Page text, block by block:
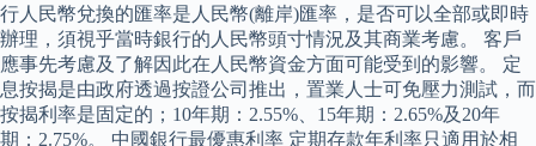
行人民幣兌換的匯率是人民幣(離岸)匯率，是否可以全部或即時
辦理，須視乎當時銀行的人民幣頭寸情況及其商業考慮。 客戶
應事先考慮及了解因此在人民幣資金方面可能受到的影響。 定
息按揭是由政府透過按證公司推出，置業人士可免壓力測試，而
按揭利率是固定的；10年期：2.55%、15年期：2.65%及20年
期：2.75%。 中國銀行最優惠利率 定期存款年利率只適用於相